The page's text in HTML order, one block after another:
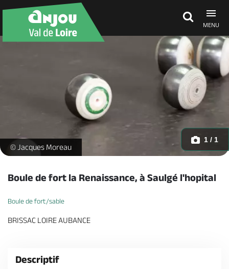
MENU
Séjours, cadeaux
bouledefort-jacquesmoreau-49-1305116 -
© Jacques Moreau
1 / 1
Boule de fort la Renaissance, à Saulgé l'hopital
Boule de fort/sable
BRISSAC LOIRE AUBANCE
Descriptif